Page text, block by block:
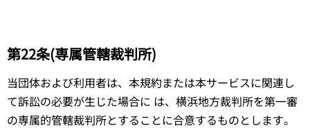
第22条(専属管轄裁判所)
当団体および利用者は、本規約または本サービスに関連し
て訴訟の必要が生じた場合に は、横浜地方裁判所を第一審
の専属的管轄裁判所とすることに合意するものとします。